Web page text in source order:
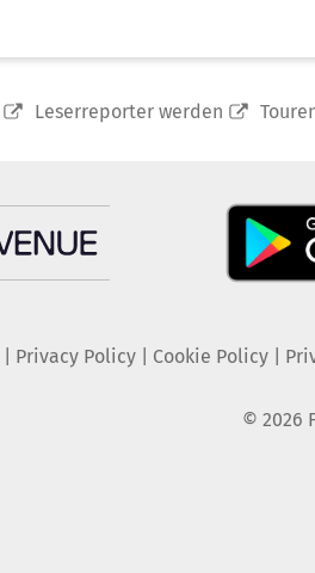
Leserreporter werden
Privacy Policy| Cookie Policy|
© 2026